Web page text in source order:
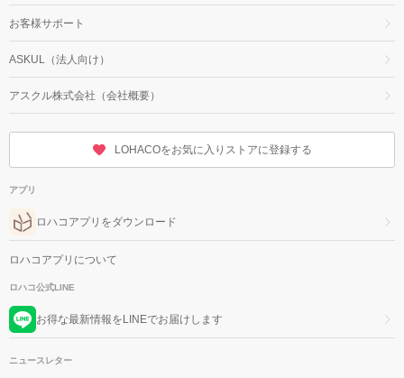
お客様サポート
ASKUL（法人向け）
アスクル株式会社（会社概要）
LOHACOをお気に入りストアに登録する
アプリ
ロハコアプリをダウンロード
ロハコアプリについて
ロハコ公式LINE
お得な最新情報をLINEでお届けします
ニュースレター